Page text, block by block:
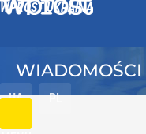
WPROST UKRAINA
UA PL
WIADOMOŚCI